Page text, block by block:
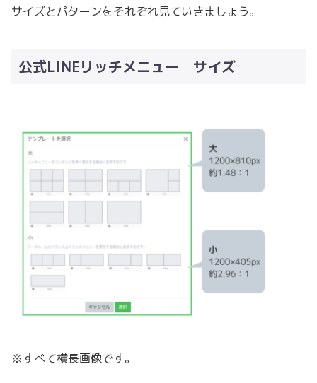
サイズとパターンをそれぞれ見ていきましょう。
公式LINEリッチメニュー サイズ
※すべて横長画像です。